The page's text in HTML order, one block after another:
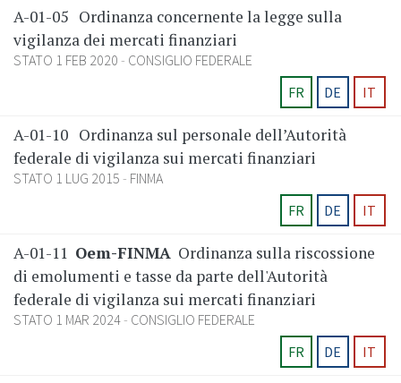
A-01-05 Ordinanza concernente la legge sulla
vigilanza dei mercati finanziari
STATO 1 FEB 2020
CONSIGLIO FEDERALE
FR
DE IT
A-01-10 Ordinanza sul personale dell’Autorità
federale di vigilanza sui mercati finanziari
STATO 1 LUG 2015
FINMA
FR
DE IT
A-01-11 Oem-FINMA Ordinanza sulla riscossione
di emolumenti e tasse da parte dell'Autorità
federale di vigilanza sui mercati finanziari
STATO 1 MAR 2024 CONSIGLIO FEDERALE
FR
DE IT